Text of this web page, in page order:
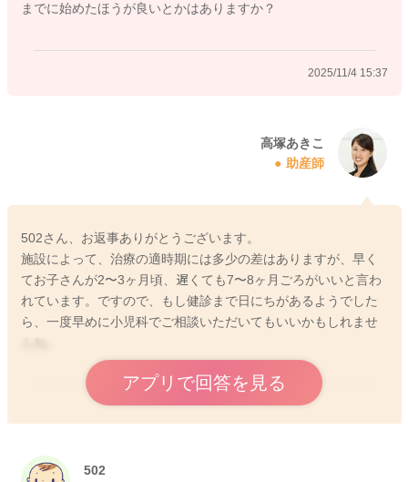
までに始めたほうが良いとかはありますか？
2025/11/4 15:37
高塚あきこ
助産師
502さん、お返事ありがとうございます。
施設によって、治療の適時期には多少の差はありますが、早く
てお子さんが2〜3ヶ月頃、遅くても7〜8ヶ月ごろがいいと言わ
れています。ですので、もし健診まで日にちがあるようでした
ら、一度早めに小児科でご相談いただいてもいいかもしれませ
アプリで回答を見る
2025/11/5 15:03
502